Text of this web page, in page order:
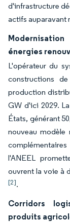
d'infrastructure
actifs auparavant
énergies
L'opérateur du
constructions
production
GW d'ici 2029.
États, générant
nouveau modèle
l'ANEEL
ouvrent la voie à
[2].
Corridors
produits